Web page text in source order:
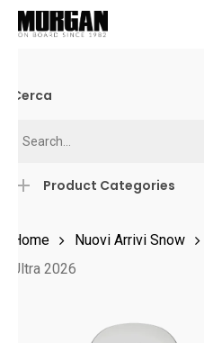
Skip
content
Cerca
Product Categories
Home Nuovi Arrivi Snow
Ultra 2026